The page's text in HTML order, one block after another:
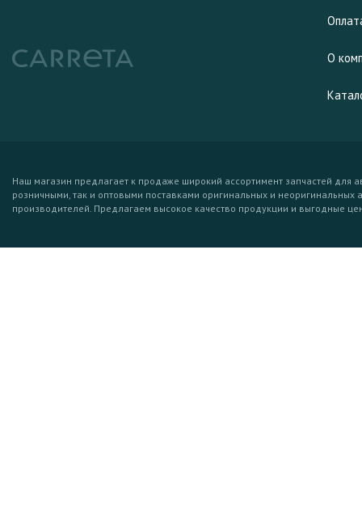
О
Наш магазин предлагает к продаже широкий ассортимент запчастей для
розничными, так и оптовыми поставками оригинальных и неоригинальных
производителей. Предлагаем высокое качество продукции и выгодные